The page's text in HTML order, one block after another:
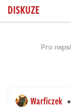
DISKUZE
Pro
Warficzek